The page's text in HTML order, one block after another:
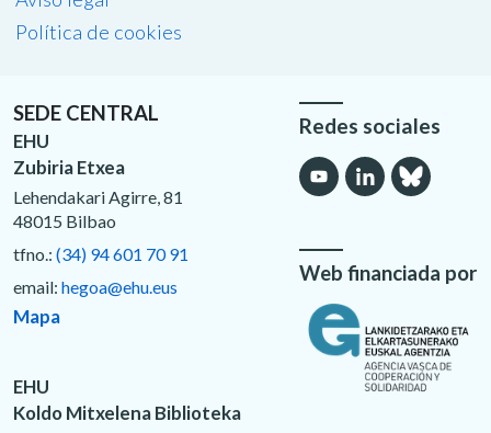
Política de cookies
SEDE CENTRAL
EHU
Zubiria Etxea
Lehendakari Agirre, 81
48015 Bilbao
tfno.: (34) 94 601 70 91
email: hegoa@ehu.eus
Mapa
EHU
Koldo Mitxelena Biblioteka
Redes sociales
Web financiada por